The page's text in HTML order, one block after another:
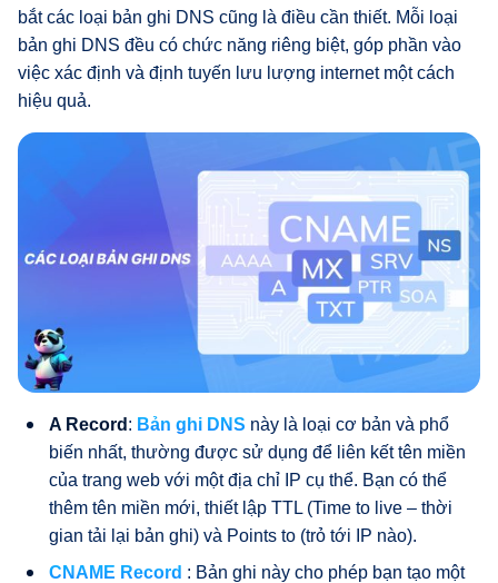
bắt các loại bản ghi DNS cũng là điều cần thiết. Mỗi loại
bản ghi DNS đều có chức năng riêng biệt, góp phần vào
việc xác định và định tuyến lưu lượng internet một cách
hiệu quả.
A Record : Bản ghi DNS này là loại cơ bản và phổ
biến nhất, thường được sử dụng để liên kết tên miền
của trang web với một địa chỉ IP cụ thể. Bạn có thể
thêm tên miền mới, thiết lập TTL (Time to live – thời
gian tải lại bản ghi) và Points to (trỏ tới IP nào).
CNAME Record : Bản ghi này cho phép bạn tạo một